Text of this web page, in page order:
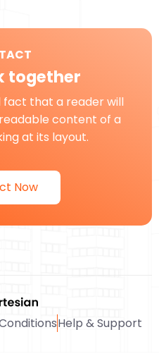
together
fact that a reader will
content of a
at its layout.
Now
Help & Support